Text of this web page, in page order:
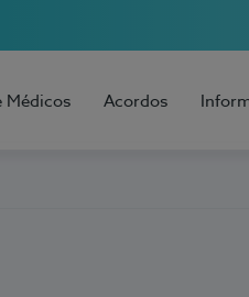
Médicos Acordos